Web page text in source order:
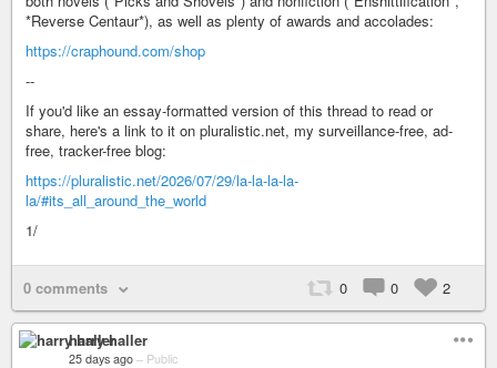
*Reverse Centaur*), as well as plenty of awards and accolades:
https://craphound.com/shop
--
If you'd like an essay-formatted version of this thread to read or
share, here's a link to it on pluralistic.net, my surveillance-free, ad-
free, tracker-free blog:
https://pluralistic.net/2026/07/29/la-la-la-la-
la/#its_all_around_the_world
1/
0 comments 0 0 2
harry haller
25 days ago – Public